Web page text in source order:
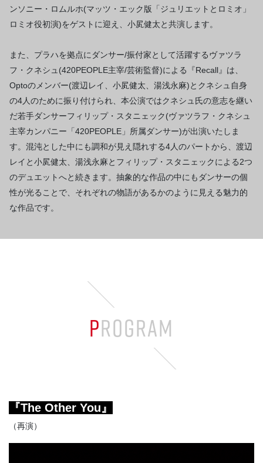
ンソニー・ロムルホ(マッツ・エック版「ジュリエットとロミオ」
ロミオ役初演)をゲストに迎え、小㞍健太と共演します。
また、プラハを拠点にダンサー/振付家として活躍するヴァツラ
フ・クネシュ(420PEOPLE主宰/芸術監督)による『Recall』は、
Optoのメンバー(渡辺レイ、小㞍健太、湯浅永麻)とクネシュ自身
の4人のために振り付けられ、本公演ではクネシュ氏の意志を継い
だ若手ダンサーフィリップ・スタニェック(ヴァツラフ・クネシュ
主宰カンパニー「420PEOPLE」所属ダンサー)が出演いたしま
す。混沌とした中にも調和が見え隠れする4人のパートから、渡辺
レイと小㞍健太、湯浅永麻とフィリップ・スタニェックによる2つ
のデュエットへと続きます。抽象的な作品の中にもダンサーの個
性が光ることで、それぞれの物語があるかのように見える魅力的
な作品です。
PROGRAM
『The Other You』
（再演）